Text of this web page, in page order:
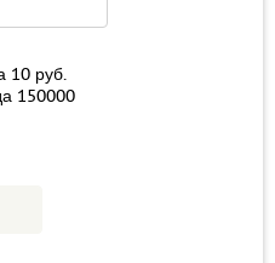
10 руб.
150000